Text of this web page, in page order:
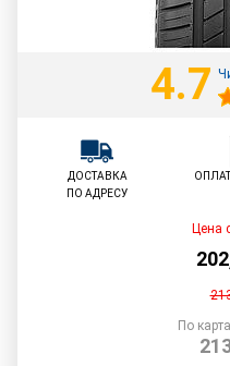
4.7
ДОСТАВКА
ПО АДРЕСУ
Цена
202
По